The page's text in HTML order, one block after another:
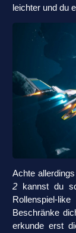
leichter und du
Achte
2 kannst du
Rollenspiel-
Beschränke
erkunde erst